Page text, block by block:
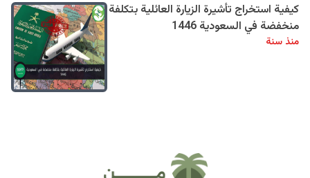
كيفية استخراج تأشيرة الزيارة العائلية بتكلفة
منخفضة في السعودية 1446
منذ سنة